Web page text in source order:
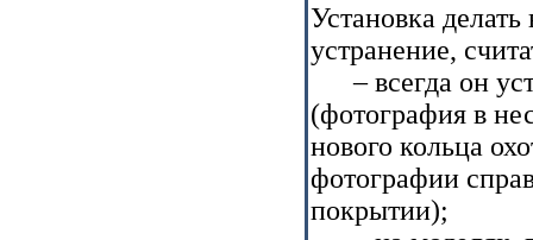
Установка
устранение,
– всегда он
(фотография в
нового кольца
фотографии
покрытии);